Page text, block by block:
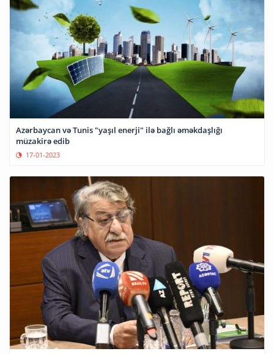
Azərbaycan və Tunis "yaşıl enerji" ilə bağlı əməkdaşlığı
müzakirə edib
17-01-2023